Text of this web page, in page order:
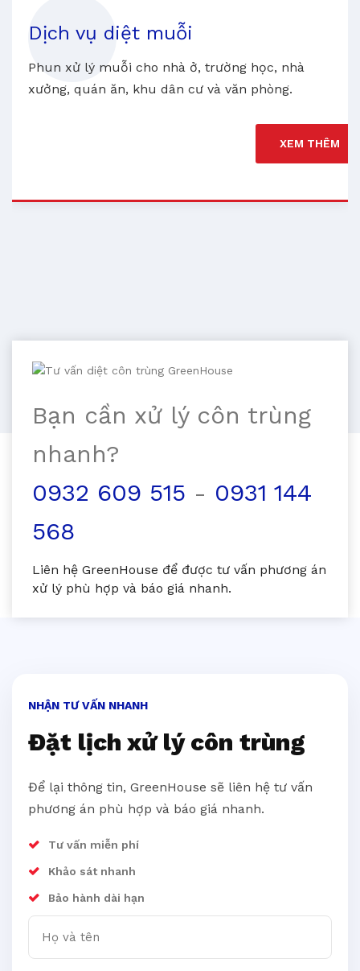
Dịch vụ diệt muỗi
Phun xử lý muỗi cho nhà ở, trường học, nhà
xưởng, quán ăn, khu dân cư và văn phòng.
XEM THÊM
Bạn cần xử lý côn trùng
nhanh?
0932 609 515 - 0931 144
568
Liên hệ GreenHouse để được tư vấn phương án
xử lý phù hợp và báo giá nhanh.
NHẬN TƯ VẤN NHANH
Đặt lịch xử lý côn trùng
Để lại thông tin, GreenHouse sẽ liên hệ tư vấn
phương án phù hợp và báo giá nhanh.
Tư vấn miễn phí
Khảo sát nhanh
Bảo hành dài hạn
Họ và tên